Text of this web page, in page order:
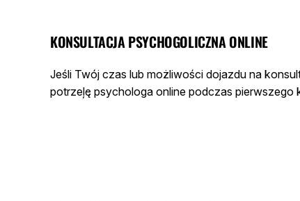
KONSULTACJA PSYCHOGOLICZNA ONLINE
Jeśli Twój czas lub możliwości dojazdu na
potrzeļę psychologa online podczas pierwszego